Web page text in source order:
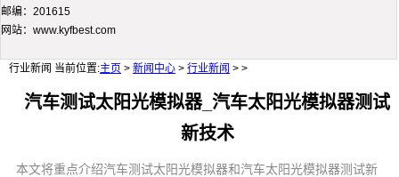
邮编：201615
网站：www.kyfbest.com
行业新闻 当前位置:主页 > 新闻中心 > 行业新闻 > >
汽车测试太阳光模拟器_汽车太阳光模拟器测试
新技术
本文将重点介绍汽车测试太阳光模拟器和汽车太阳光模拟器测试新